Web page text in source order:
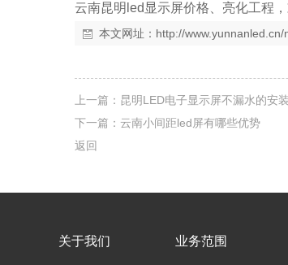
云南昆明led显示屏价格、亮化工程
本文网址： http://
上一篇： 昆明LED电子显示屏不漏水的安
下一篇： 云南小间距led屏有哪些优势
返回
关于我们 业务范围